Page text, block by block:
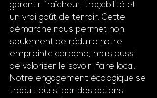
garantir fraîcheur, traçabilité et
un vrai goût de terroir. Cette
démarche nous permet non
seulement de réduire notre
empreinte carbone, mais aussi
de valoriser le savoir-faire local.
Notre engagement écologique se
traduit aussi par des actions